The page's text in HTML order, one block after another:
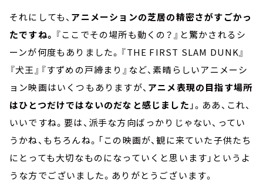
それにしても、 アニメーションの芝居の精密さがすごかっ
たですね。 『ここでその場所も動くの？』と驚かされるシ
ーンが何度もありました。『THE FIRST SLAM DUNK』
『犬王』『すずめの戸締まり』など、素晴らしいアニメーシ
ョン映画はいくつもありますが、 アニメ表現の目指す場所
はひとつだけではないのだなと感じました 」。ああ、これ、
いいですね。要は、派手な方向ばっかりじゃない、ってい
うかね、もちろんね。「この映画が、観に来ていた子供たち
にとっても大切なものになっていくと思います」というよ
うな方でございました。ありがとうございます。